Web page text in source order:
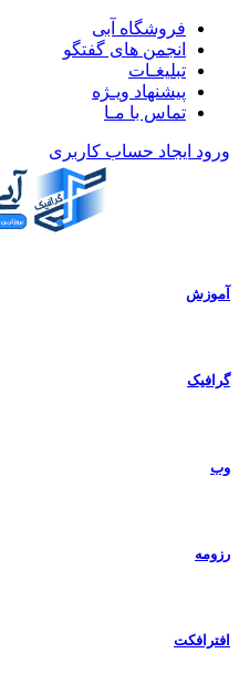
فروشگاه آبی
انجمن های گفتگو
تبلیغـات
پیشنهاد ویـژه
تماس با مـا
ورود ایجاد حساب کاربری
آموزش
گرافیک
وب
رزومه
افترافکت